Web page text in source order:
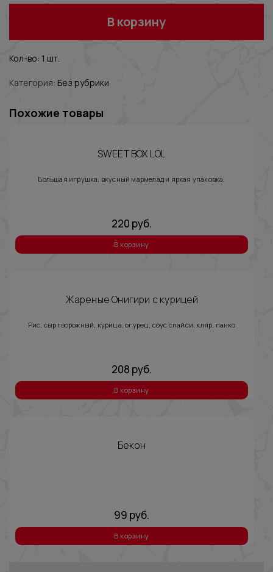
В корзину
Кол-во: 1 шт.
Категория: Без рубрики
Похожие товары
SWEET BOX LOL
Большая игрушка, вкусный мармелад и яркая упаковка.
220 руб.
В корзину
Жареные Онигири с курицей
Рис, сыр творожный, курица, огурец, соус спайси, кляр, панко
208 руб.
В корзину
Бекон
99 руб.
В корзину